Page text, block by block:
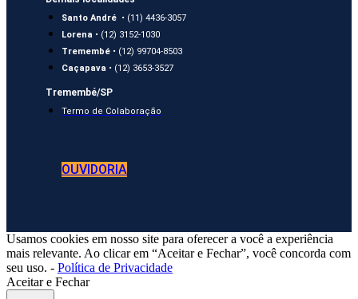
Santo André • (11) 4436-3057
Lorena • (12) 3152-1030
Tremembé • (12) 99704-8503
Caçapava • (12) 3653-3527
Tremembé/SP
Termo de Colaboração
OUVIDORIA
Usamos cookies em nosso site para oferecer a você a experiência
mais relevante. Ao clicar em “Aceitar e Fechar”, você concorda com
seu uso. - Política de Privacidade
Aceitar e Fechar